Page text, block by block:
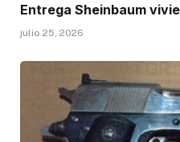
Entrega Sheinbaum
julio 25, 2026